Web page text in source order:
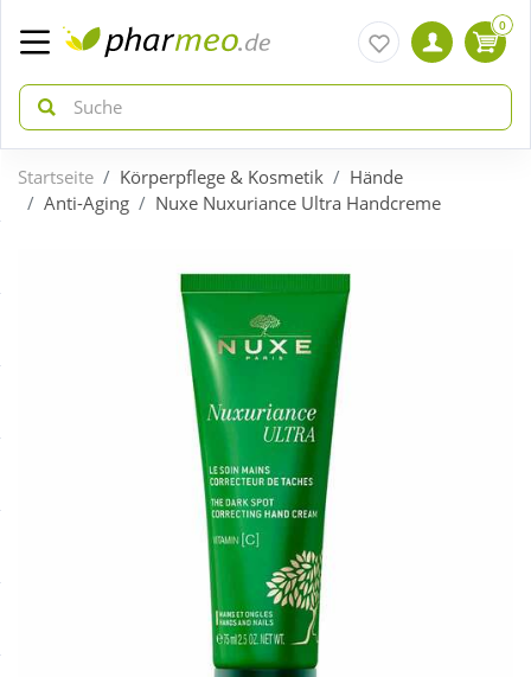
zurück
zurück
Körperpflege & Kosmetik
0
Startseite Körperpflege & Kosmetik
Hände
Anti-Aging
Nuxe Nuxuriance Ultra Handcreme